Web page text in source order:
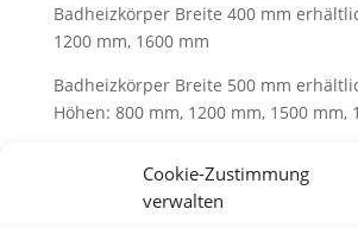
Cookie-Zustimmung
verwalten
Badheizkörper Breite 400 mm
1200 mm, 1600 mm
Badheizkörper Breite 500 mm
Höhen: 800 mm, 1200 mm, 1500 mm,
800 mm, 1200 mm, 1600 mm, 1750 mm